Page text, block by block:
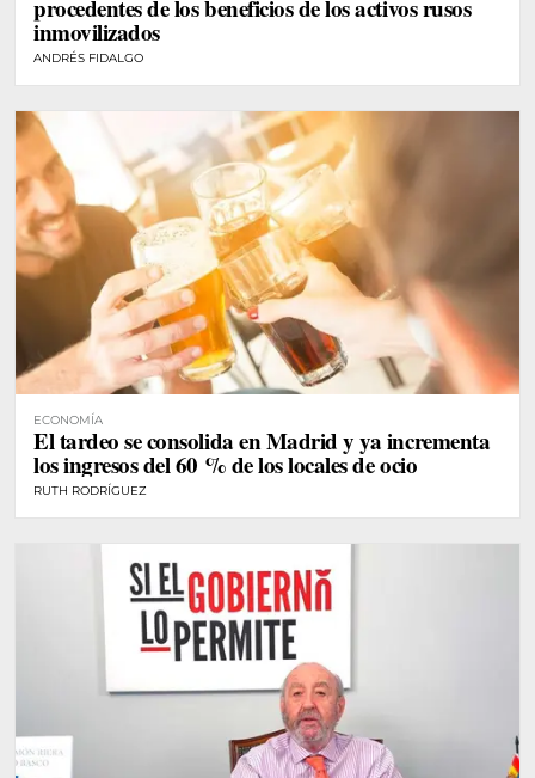
procedentes de los beneficios de los activos rusos
inmovilizados
ANDRÉS FIDALGO
ECONOMÍA
El tardeo se consolida en Madrid y ya incrementa
los ingresos del 60 % de los locales de ocio
RUTH RODRÍGUEZ